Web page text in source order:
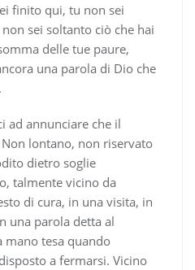
finito qui, tu non sei
sei soltanto ciò che hai
delle tue paure,
una parola di Dio che
ad annunciare che il
lontano, non riservato
dietro soglie
talmente vicino da
di cura, in una visita, in
una parola detta al
tesa quando
a fermarsi. Vicino